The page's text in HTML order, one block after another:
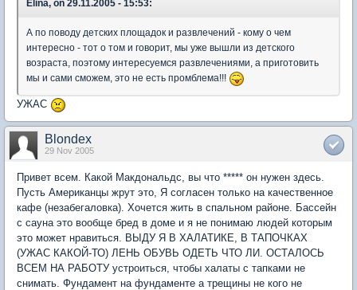
Elina, on 29.11.2005 - 15:53:
А по поводу детских площадок и развлечений - кому о чем
интересно - тот о том и говорит, мы уже вышли из детского
возраста, поэтому интересуемся развлечениями, а приготовить
мы и сами сможем, это не есть промблема!!!
УЖАС
Blondex
29 Nov 2005
Привет всем. Какой Макдональдс, вы что ***** он нужен здесь.
Пусть Американцы жрут это, Я согласен только на качественное
кафе (незабегаловка). Хочется жить в спальном районе. Бассейн
с сауна это вообще бред в доме и я не понимаю людей которым
это может нравиться. ВЫДУ Я В ХАЛАТИКЕ, В ТАПОЧКАХ
(УЖАС КАКОЙ-ТО) ЛЕНЬ ОБУВЬ ОДЕТЬ ЧТО ЛИ. ОСТАЛОСЬ
ВСЕМ НА РАБОТУ устроиться, чтобы халаты с тапками не
снимать. Фундамент на фундаменте а трещины не кого не